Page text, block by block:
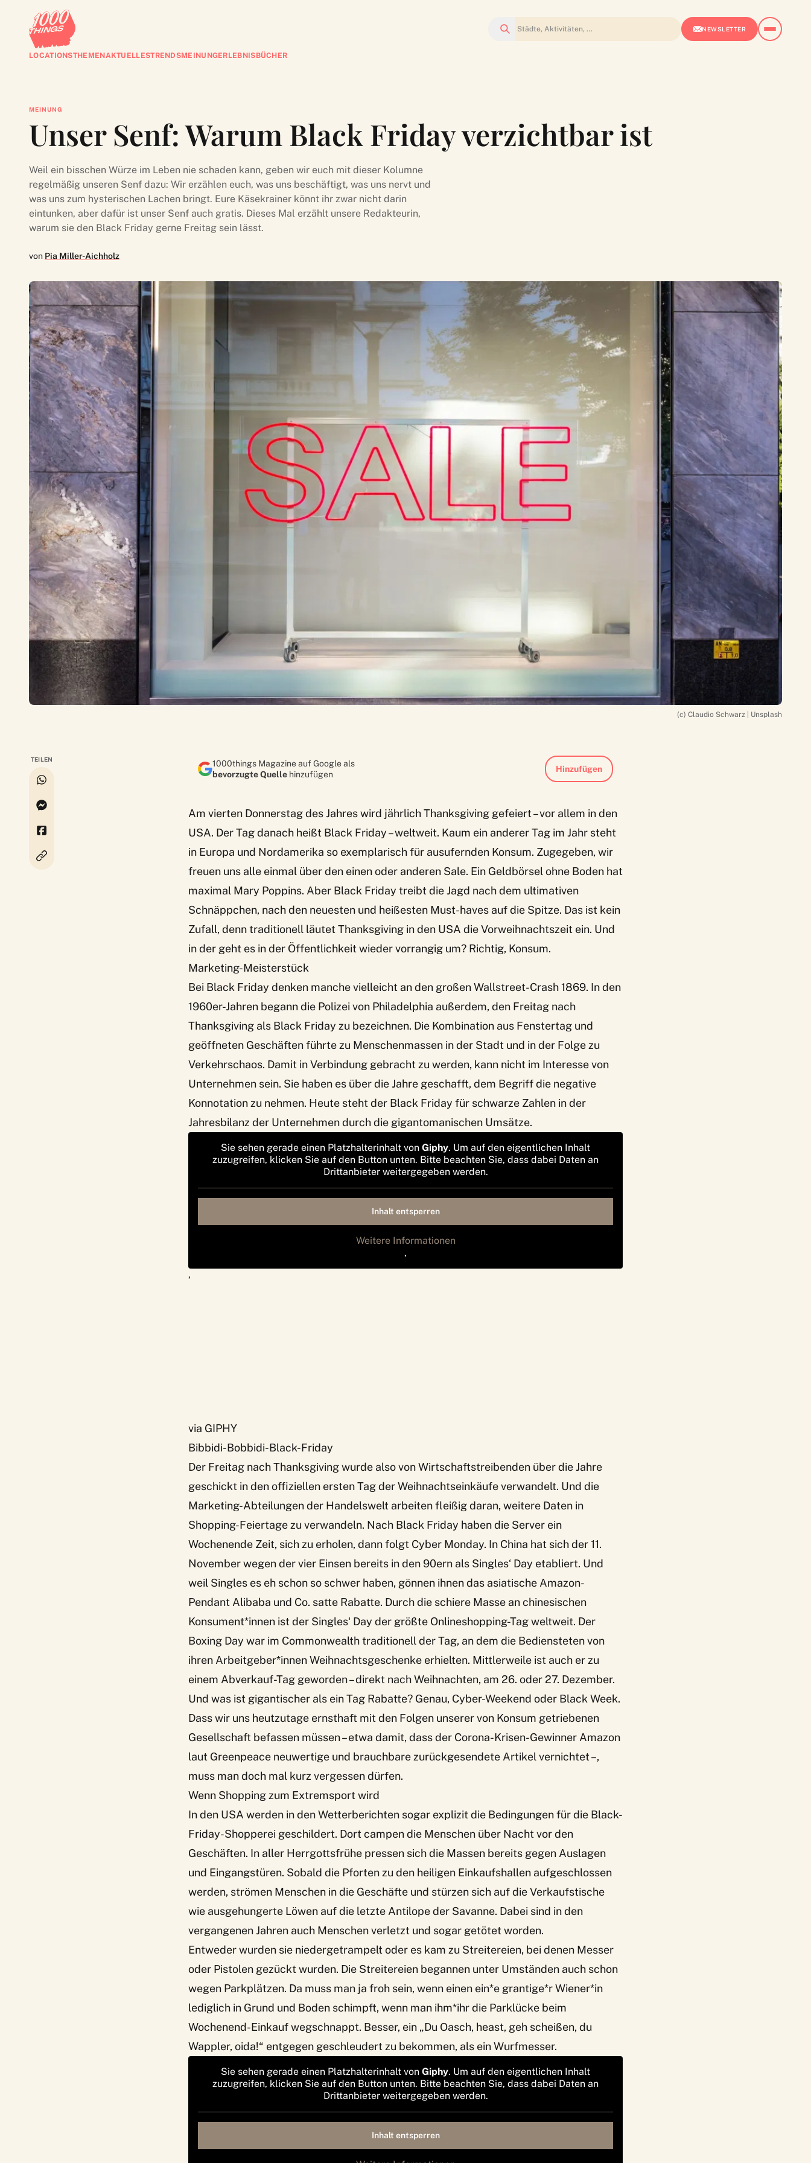
Suchen NEWSLETTER
LOCATIONSTHEMENAKTUELLESTRENDSMEINUNGERLEBNISBÜCHER
MEINUNG
Unser Senf: Warum Black Friday verzichtbar ist
Weil ein bisschen Würze im Leben nie schaden kann, geben wir euch mit dieser Kolumne
regelmäßig unseren Senf dazu: Wir erzählen euch, was uns beschäftigt, was uns nervt und
was uns zum hysterischen Lachen bringt. Eure Käsekrainer könnt ihr zwar nicht darin
eintunken, aber dafür ist unser Senf auch gratis. Dieses Mal erzählt unsere Redakteurin,
warum sie den Black Friday gerne Freitag sein lässt.
von Pia Miller-Aichholz
(c) Claudio Schwarz | Unsplash
TEILEN
1000things Magazine auf Google als
bevorzugte Quelle hinzufügen
Hinzufügen
Am vierten Donnerstag des Jahres wird jährlich Thanksgiving gefeiert – vor allem in den
USA. Der Tag danach heißt Black Friday – weltweit. Kaum ein anderer Tag im Jahr steht
in Europa und Nordamerika so exemplarisch für ausufernden Konsum. Zugegeben, wir
freuen uns alle einmal über den einen oder anderen Sale. Ein Geldbörsel ohne Boden hat
maximal Mary Poppins. Aber Black Friday treibt die Jagd nach dem ultimativen
Schnäppchen, nach den neuesten und heißesten Must-haves auf die Spitze. Das ist kein
Zufall, denn traditionell läutet Thanksgiving in den USA die Vorweihnachtszeit ein. Und
in der geht es in der Öffentlichkeit wieder vorrangig um? Richtig, Konsum.
Marketing-Meisterstück
Bei Black Friday denken manche vielleicht an den großen Wallstreet-Crash 1869. In den
1960er-Jahren begann die Polizei von Philadelphia außerdem, den Freitag nach
Thanksgiving als Black Friday zu bezeichnen. Die Kombination aus Fenstertag und
geöffneten Geschäften führte zu Menschenmassen in der Stadt und in der Folge zu
Verkehrschaos. Damit in Verbindung gebracht zu werden, kann nicht im Interesse von
Unternehmen sein. Sie haben es über die Jahre geschafft, dem Begriff die negative
Konnotation zu nehmen. Heute steht der Black Friday für schwarze Zahlen in der
Jahresbilanz der Unternehmen durch die gigantomanischen Umsätze.
Sie sehen gerade einen Platzhalterinhalt von Giphy. Um auf den eigentlichen Inhalt
zuzugreifen, klicken Sie auf den Button unten. Bitte beachten Sie, dass dabei Daten an
Drittanbieter weitergegeben werden.
Inhalt entsperren
Weitere Informationen
‚
‚
via GIPHY
Bibbidi-Bobbidi-Black-Friday
Der Freitag nach Thanksgiving wurde also von Wirtschaftstreibenden über die Jahre
geschickt in den offiziellen ersten Tag der Weihnachtseinkäufe verwandelt. Und die
Marketing-Abteilungen der Handelswelt arbeiten fleißig daran, weitere Daten in
Shopping-Feiertage zu verwandeln. Nach Black Friday haben die Server ein
Wochenende Zeit, sich zu erholen, dann folgt Cyber Monday. In China hat sich der 11.
November wegen der vier Einsen bereits in den 90ern als Singles‘ Day etabliert. Und
weil Singles es eh schon so schwer haben, gönnen ihnen das asiatische Amazon-
Pendant Alibaba und Co. satte Rabatte. Durch die schiere Masse an chinesischen
Konsument*innen ist der Singles‘ Day der größte Onlineshopping-Tag weltweit. Der
Boxing Day war im Commonwealth traditionell der Tag, an dem die Bediensteten von
ihren Arbeitgeber*innen Weihnachtsgeschenke erhielten. Mittlerweile ist auch er zu
einem Abverkauf-Tag geworden – direkt nach Weihnachten, am 26. oder 27. Dezember.
Und was ist gigantischer als ein Tag Rabatte? Genau, Cyber-Weekend oder Black Week.
Dass wir uns heutzutage ernsthaft mit den Folgen unserer von Konsum getriebenen
Gesellschaft befassen müssen – etwa damit, dass der Corona-Krisen-Gewinner Amazon
laut Greenpeace neuwertige und brauchbare zurückgesendete Artikel vernichtet–,
muss man doch mal kurz vergessen dürfen.
Wenn Shopping zum Extremsport wird
In den USA werden in den Wetterberichten sogar explizit die Bedingungen für die Black-
Friday-Shopperei geschildert. Dort campen die Menschen über Nacht vor den
Geschäften. In aller Herrgottsfrühe pressen sich die Massen bereits gegen Auslagen
und Eingangstüren. Sobald die Pforten zu den heiligen Einkaufshallen aufgeschlossen
werden, strömen Menschen in die Geschäfte und stürzen sich auf die Verkaufstische
wie ausgehungerte Löwen auf die letzte Antilope der Savanne. Dabei sind in den
vergangenen Jahren auch Menschen verletzt und sogar getötet worden.
Entweder wurden sie niedergetrampelt oder es kam zu Streitereien, bei denen Messer
oder Pistolen gezückt wurden. Die Streitereien begannen unter Umständen auch schon
wegen Parkplätzen. Da muss man ja froh sein, wenn einen ein*e grantige*r Wiener*in
lediglich in Grund und Boden schimpft, wenn man ihm*ihr die Parklücke beim
Wochenend-Einkauf wegschnappt. Besser, ein „Du Oasch, heast, geh scheißen, du
Wappler, oida!“ entgegen geschleudert zu bekommen, als ein Wurfmesser.
Sie sehen gerade einen Platzhalterinhalt von Giphy. Um auf den eigentlichen Inhalt
zuzugreifen, klicken Sie auf den Button unten. Bitte beachten Sie, dass dabei Daten an
Drittanbieter weitergegeben werden.
Inhalt entsperren